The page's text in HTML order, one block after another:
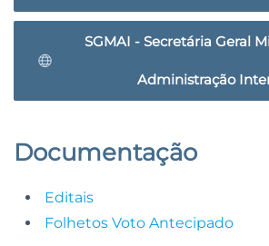
SGMAI - Secretária Geral
Administração
Documentação
Editais
Folhetos Voto Antecipado